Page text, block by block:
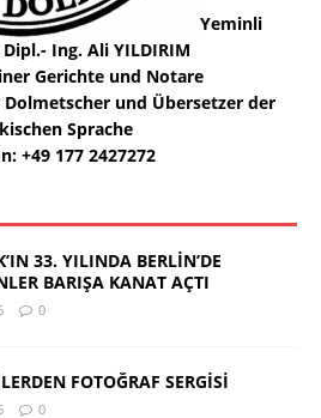
Yeminli
Ing. Ali YILDIRIM
Gerichte und Notare
und Übersetzer der
Sprache
+49 177 2427272
33. YILINDA BERLİN’DE
BARIŞA KANAT AÇTI
0
FOTOĞRAF SERGİSİ
0